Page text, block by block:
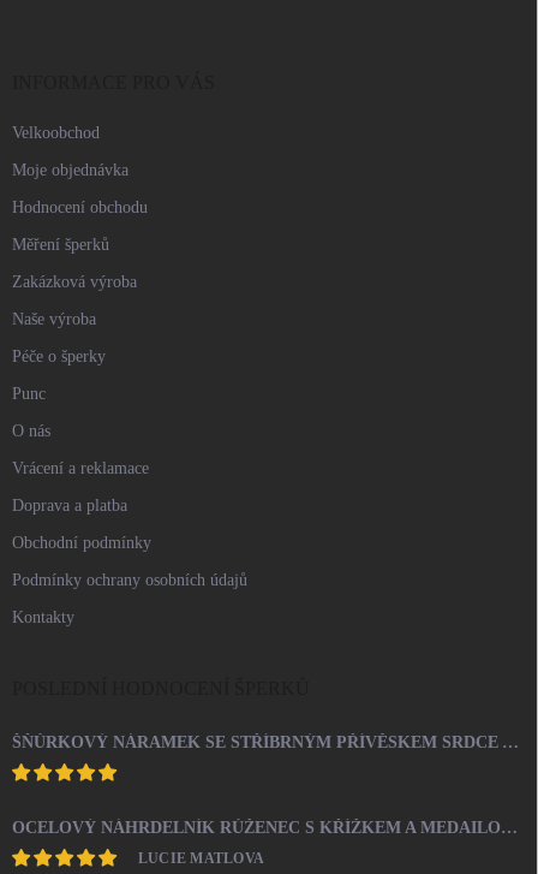
Velkoobchod
Moje objednávka
Hodnocení obchodu
Měření šperků
Zakázková výroba
Naše výroba
Péče o šperky
Punc
O nás
Vrácení a reklamace
Doprava a platba
Obchodní podmínky
Podmínky ochrany osobních údajů
Kontakty
ŠŇŮRKOVÝ NÁRAMEK SE STŘÍBRNÝM PŘÍVĚSKEM SRDCE A KRYSTALY SWAROVSKI CRYSTAL (STŘÍBRO 925/1000)
OCELOVÝ NÁHRDELNÍK RŮŽENEC S KŘÍŽKEM A MEDAILONEM
LUCIE MATLOVA